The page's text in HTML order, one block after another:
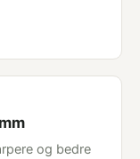
og bedre